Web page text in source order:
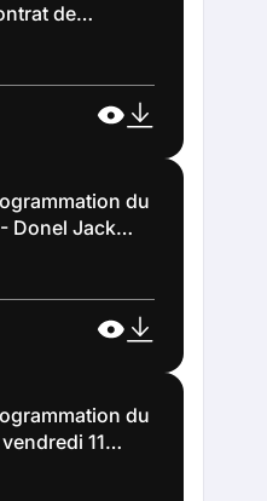
de
publiques -
121)
du
Donel Jack
le
123)
du
11
n°2026-